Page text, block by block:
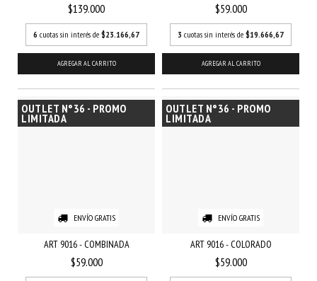
$139.000
6 cuotas sin interés de $23.166,67
AGREGAR AL CARRITO
$59.000
3 cuotas sin interés de $19.666,67
AGREGAR AL CARRITO
OUTLET N°36 - PROMO
LIMITADA
ENVÍO GRATIS
ART 9016 - COMBINADA
$59.000
OUTLET N°36 - PROMO
LIMITADA
ENVÍO GRATIS
ART 9016 - COLORADO
$59.000